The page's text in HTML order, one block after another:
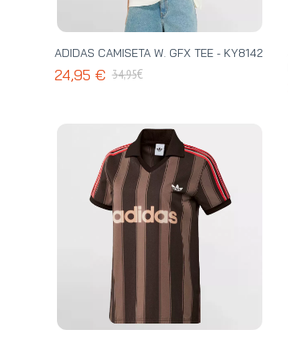
ADIDAS CAMISETA W. GFX TEE - KY8142
24,95 € 34,95€